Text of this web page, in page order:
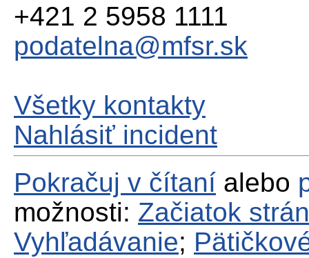
+421 2 5958 1111
podatelna@mfsr.sk
Všetky kontakty
Nahlásiť incident
Pokračuj v čítaní alebo
možnosti: Začiatok
Vyhľadávanie;